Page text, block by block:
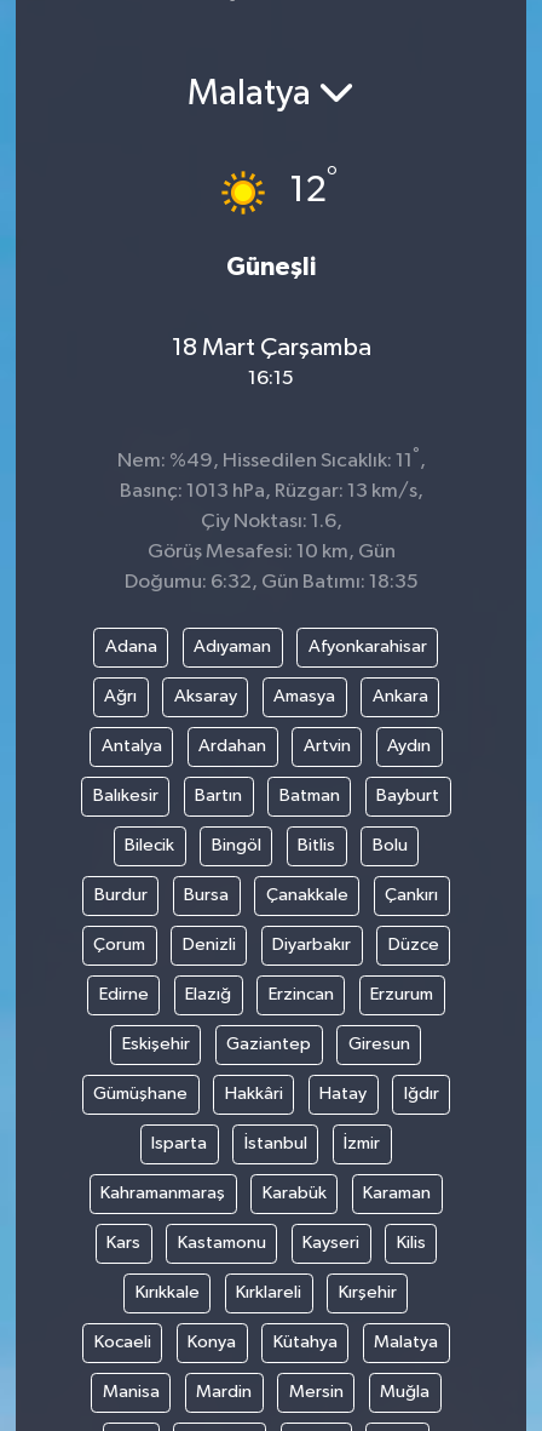
Malatya
12°
Güneşli
18 Mart Çarşamba
16:15
Nem: %49, Hissedilen Sıcaklık: 11 ° ,
Basınç: 1013 hPa, Rüzgar: 13 km/s,
Çiy Noktası: 1.6,
Görüş Mesafesi: 10 km, Gün
Doğumu: 6:32, Gün Batımı: 18:35
Adana Adıyaman Afyonkarahisar
Ağrı Aksaray Amasya Ankara
Antalya Ardahan Artvin Aydın
Balıkesir Bartın Batman Bayburt
Bilecik Bingöl Bitlis Bolu
Burdur Bursa Çanakkale Çankırı
Çorum Denizli Diyarbakır Düzce
Edirne Elazığ Erzincan Erzurum
Eskişehir Gaziantep Giresun
Gümüşhane Hakkâri Hatay Iğdır
Isparta İstanbul İzmir
Kahramanmaraş Karabük Karaman
Kars Kastamonu Kayseri Kilis
Kırıkkale Kırklareli Kırşehir
Kocaeli Konya Kütahya Malatya
Manisa Mardin Mersin Muğla